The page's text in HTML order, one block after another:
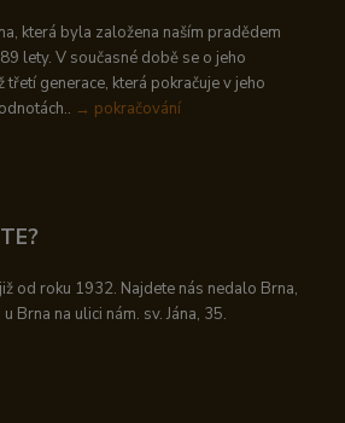
která byla založena naším pradědem
lety. V současné době se o jeho
generace, která pokračuje v jeho
→ pokračování
od roku 1932. Najdete nás nedalo Brna,
Brna na ulici nám. sv. Jána, 35.